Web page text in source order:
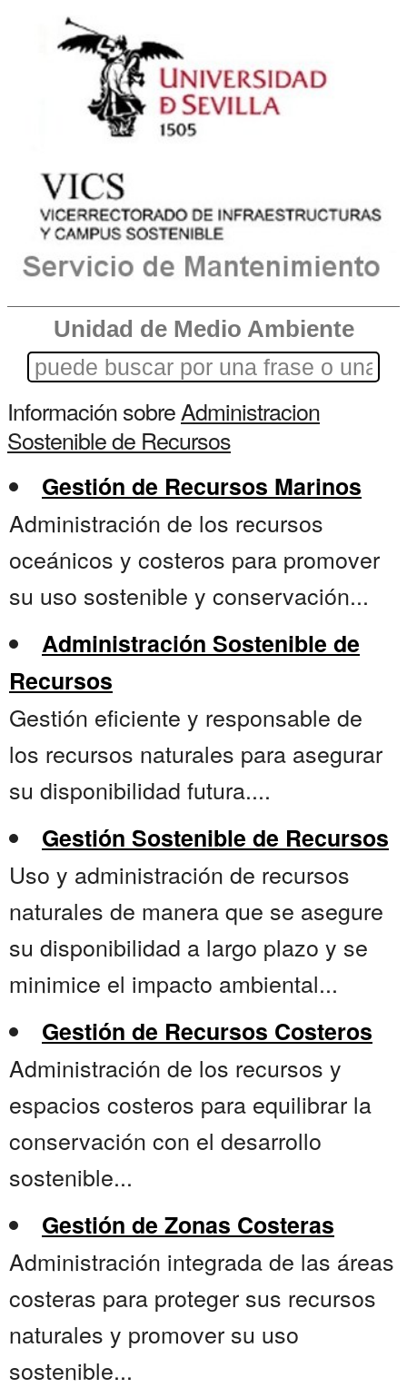
Unidad de Medio Ambiente
Información sobreAdministracion
Sostenible de Recursos
Gestión de Recursos Marinos
Administración de los recursos
oceánicos y costeros para promover
su uso sostenible y conservación...
Administración Sostenible de
Recursos
Gestión eficiente y responsable de
los recursos naturales para asegurar
su disponibilidad futura....
Gestión Sostenible de Recursos
Uso y administración de recursos
naturales de manera que se asegure
su disponibilidad a largo plazo y se
minimice el impacto ambiental...
Gestión de Recursos Costeros
Administración de los recursos y
espacios costeros para equilibrar la
conservación con el desarrollo
sostenible...
Gestión de Zonas Costeras
Administración integrada de las áreas
costeras para proteger sus recursos
naturales y promover su uso
sostenible...